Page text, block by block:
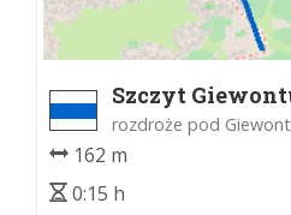
Szczyt
rozdroże pod
162 m
0:15 h